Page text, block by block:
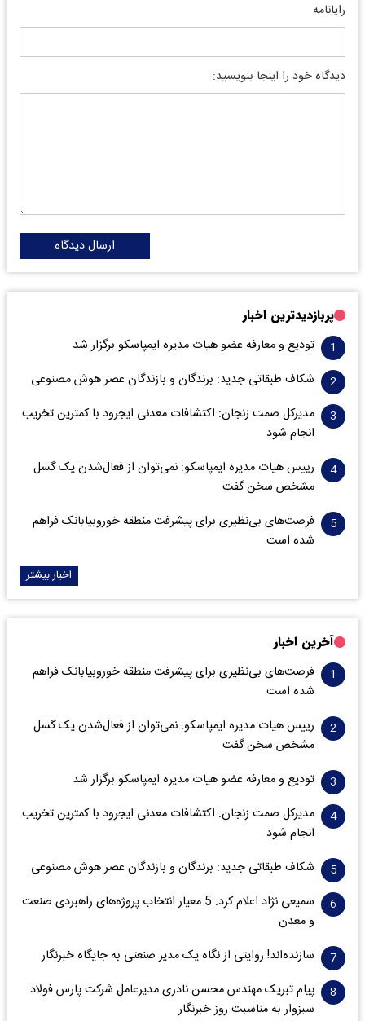
رایانامه
دیدگاه خود را اینجا بنویسید:
ارسال دیدگاه
پربازدیدترین اخبار
تودیع و معارفه عضو هیات مدیره ایمپاسکو برگزار شد
شکاف طبقاتی جدید: برندگان و بازندگان عصر هوش مصنوعی
مدیرکل صمت زنجان: اکتشافات معدنی ایجرود با کمترین تخریب
انجام شود
رییس هیات مدیره ایمپاسکو: نمی‌توان از فعال‌شدن یک گسل
مشخص سخن گفت
فرصت‌های بی‌نظیری برای پیشرفت منطقه خوروبیابانک فراهم
شده است
اخبار بیشتر
آخرین اخبار
فرصت‌های بی‌نظیری برای پیشرفت منطقه خوروبیابانک فراهم
شده است
رییس هیات مدیره ایمپاسکو: نمی‌توان از فعال‌شدن یک گسل
مشخص سخن گفت
تودیع و معارفه عضو هیات مدیره ایمپاسکو برگزار شد
مدیرکل صمت زنجان: اکتشافات معدنی ایجرود با کمترین تخریب
انجام شود
شکاف طبقاتی جدید: برندگان و بازندگان عصر هوش مصنوعی
سمیعی‌ نژاد اعلام کرد: 5 معیار انتخاب پروژه‌های راهبردی صنعت
و معدن
سازنده‌اند! روایتی از نگاه یک مدیر صنعتی به جایگاه خبرنگار
پیام تبریک مهندس محسن نادری مدیرعامل شرکت پارس فولاد
سبزوار به مناسبت روز خبرنگار